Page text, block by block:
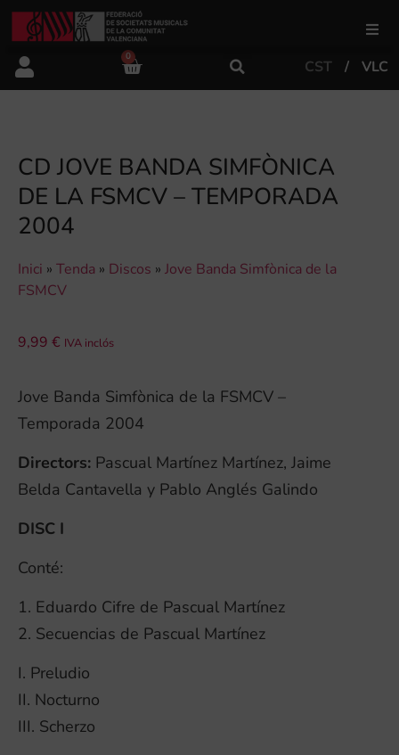
FSMCV
Àrea educativa
0
CST VLC
CD JOVE BANDA SIMFÒNICA
DE LA FSMCV – TEMPORADA
2004
Inici » Tenda » Discos » Jove Banda Simfònica de la
FSMCV
9,99 € IVA inclós
Jove Banda Simfònica de la FSMCV –
Temporada 2004
Directors: Pascual Martínez Martínez, Jaime
Belda Cantavella y Pablo Anglés Galindo
DISC I
Conté:
1. Eduardo Cifre de Pascual Martínez
2. Secuencias de Pascual Martínez
I. Preludio
II. Nocturno
III. Scherzo